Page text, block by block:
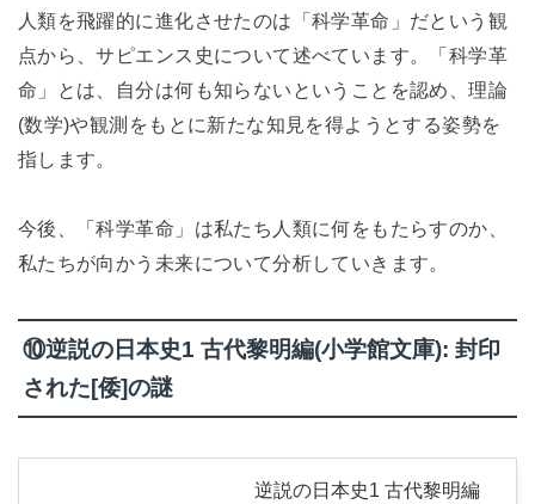
人類を飛躍的に進化させたのは「科学革命」だという観
点から、サピエンス史について述べています。「科学革
命」とは、自分は何も知らないということを認め、理論
(数学)や観測をもとに新たな知見を得ようとする姿勢を
指します。
今後、「科学革命」は私たち人類に何をもたらすのか、
私たちが向かう未来について分析していきます。
⑩逆説の日本史1 古代黎明編(小学館文庫): 封印
された[倭]の謎
逆説の日本史1 古代黎明編